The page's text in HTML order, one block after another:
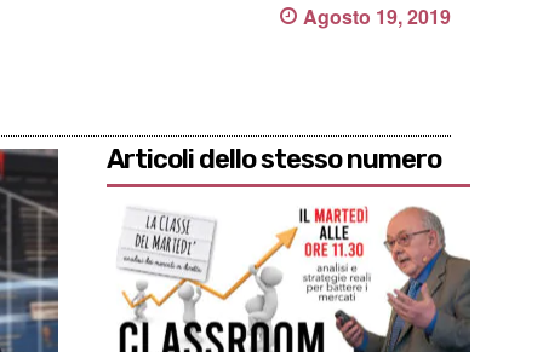
Agosto 19, 2019
Articoli dello stesso numero